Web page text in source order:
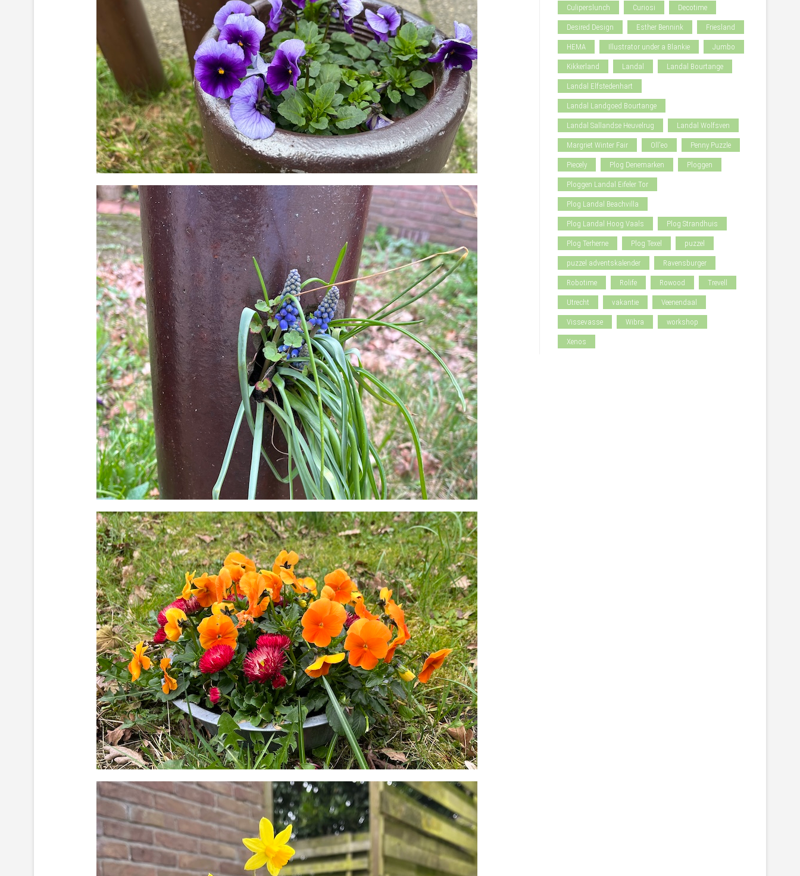
Culiperslunch Curiosi Decotime
Desired Design Esther Bennink Friesland
HEMA Illustrator under a Blankie Jumbo
Kikkerland Landal Landal Bourtange
Landal Elfstedenhart
Landal Landgoed Bourtange
Landal Sallandse Heuvelrug Landal Wolfsven
Margriet Winter Fair Oll'eo Penny Puzzle
Piecely Plog Denemarken Ploggen
Ploggen Landal Eifeler Tor
Plog Landal Beachvilla
Plog Landal Hoog Vaals Plog Strandhuis
Plog Terherne Plog Texel puzzel
puzzel adventskalender Ravensburger
Robotime Rolife Rowood Trevell
Utrecht vakantie Veenendaal
Vissevasse Wibra workshop
Xenos